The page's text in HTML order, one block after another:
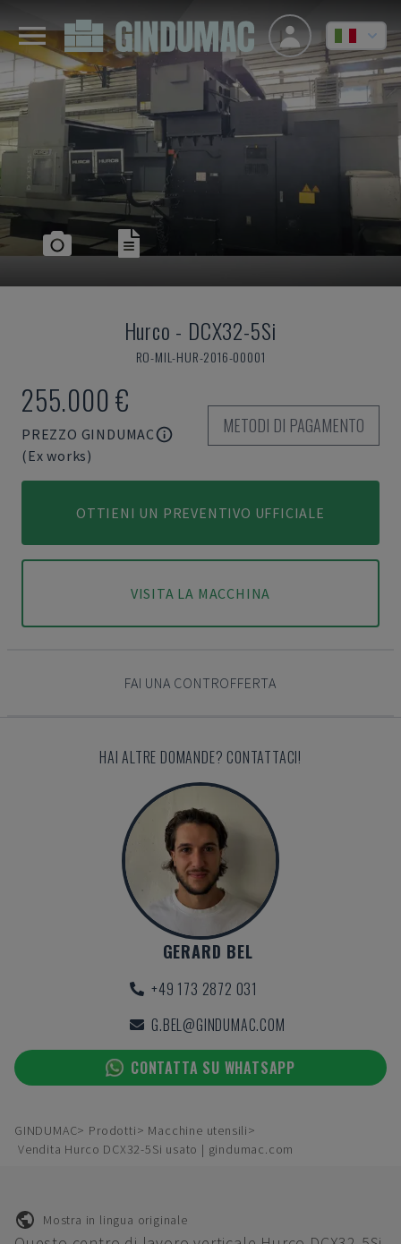
Hurco - DCX32-5Si
RO-MIL-HUR-2016-00001
255.000 €
PREZZO GINDUMAC
(Ex works)
METODI DI PAGAMENTO
OTTIENI UN PREVENTIVO UFFICIALE
VISITA LA MACCHINA
FAI UNA CONTROFFERTA
HAI ALTRE DOMANDE? CONTATTACI!
GERARD BEL
+49 173 2872 031
G.BEL@GINDUMAC.COM
CONTATTA SU WHATSAPP
GINDUMAC Prodotti
Macchine utensili
Vendita Hurco DCX32-5Si usato | gindumac.com
Mostra in lingua originale